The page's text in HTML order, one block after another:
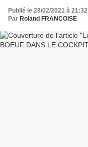
Publié le 28/02/2021 à 21:32
Par Roland FRANCOISE